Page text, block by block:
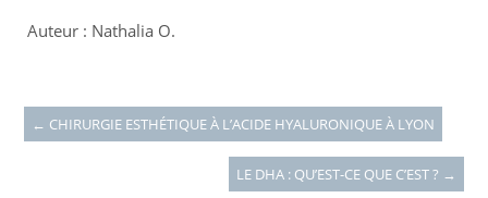
Auteur : Nathalia O.
← CHIRURGIE ESTHÉTIQUE À L’ACIDE HYALURONIQUE À LYON
LE DHA : QU’EST-CE QUE C’EST ? →